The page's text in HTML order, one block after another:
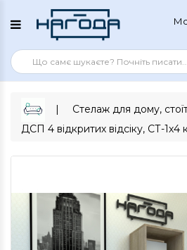
Стелаж для дому,
ДСП 4 відкритих відсіку, СТ-